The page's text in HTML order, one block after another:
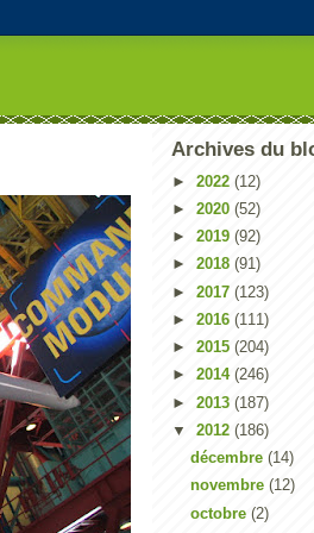
Archives du
► 2022 (12)
► 2020 (52)
► 2019 (92)
► 2018 (91)
► 2017 (123)
► 2016 (111)
► 2015 (204)
► 2014 (246)
► 2013 (187)
▼ 2012 (186)
décembre (14)
novembre (12)
octobre (2)